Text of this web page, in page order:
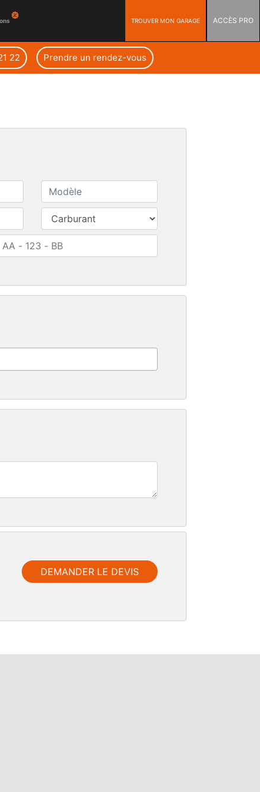
TROUVER MON GARAGE ACCÈS PRO
22 Prendre un rendez-vous
DEMANDER LE DEVIS